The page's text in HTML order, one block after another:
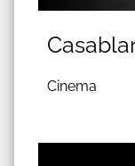
Cinema